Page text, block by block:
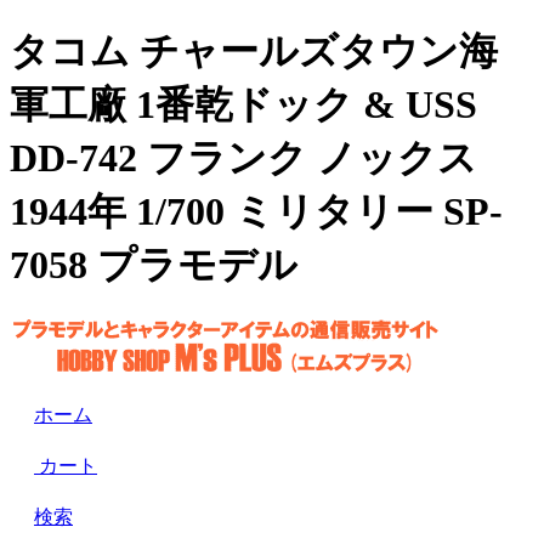
タコム チャールズタウン海
軍工廠 1番乾ドック & USS
DD-742 フランク ノックス
1944年 1/700 ミリタリー SP-
7058 プラモデル
ホーム
カート
検索